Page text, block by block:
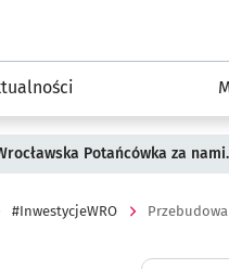
Potańcówka za
#InwestycjeWRO